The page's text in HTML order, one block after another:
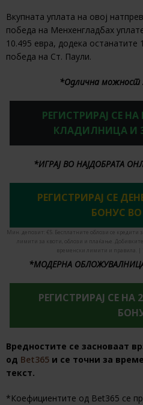
Вкупната уплата на овој
победа на Менхенгладбах
10.495 евра, додека останатите
победа на Ст. Паули.
*Одлична можност
РЕГИСТРИРАЈ СЕ НА
КЛАДИЛНИЦА И
*ИГРАЈ ВО НАЈДОБРАТА
РЕГИСТРИРАЈ СЕ
БОНУС ВО
Мин. депозит: €5. Бесплатните облози се кредити
лимити за квоти, облози и плаќање.
временски лимити и правила. |
*МОДЕРНА
РЕГИСТРИРАЈ СЕ НА
Вредностите се засноваат
од Bet365 и се точни за
текст.
*Коефициентите од Bet365 се